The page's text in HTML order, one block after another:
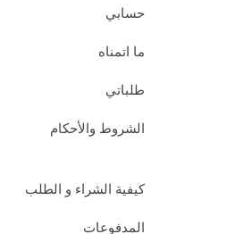
حسابي
ما اتمناه
طلباتي
الشروط والأحكام
كيفية الشراء و الطلب
المدفوعات